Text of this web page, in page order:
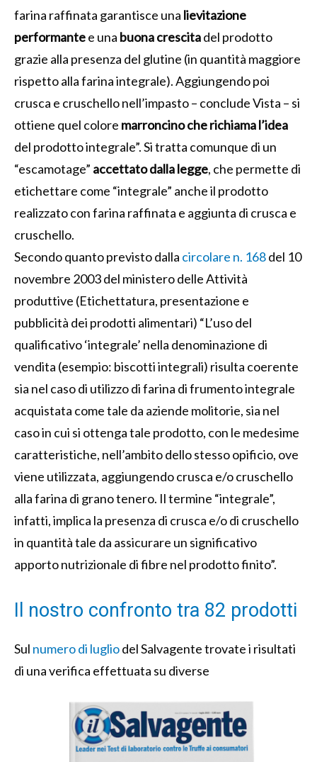
farina raffinata garantisce una lievitazione
performantee una buona crescitadel prodotto
grazie alla presenza del glutine (in quantità maggiore
rispetto alla farina integrale). Aggiungendo poi
crusca e cruschello nell’impasto – conclude Vista – si
ottiene quel colore marroncino che richiama l’idea
del prodotto integrale”. Si tratta comunque di un
“escamotage” accettato dalla legge, che permette di
etichettare come “integrale” anche il prodotto
realizzato con farina raffinata e aggiunta di crusca e
cruschello.
Secondo quanto previsto dalla circolare n. 168del 10
novembre 2003 del ministero delle Attività
produttive (Etichettatura, presentazione e
pubblicità dei prodotti alimentari) “L’uso del
qualificativo ‘integrale’ nella denominazione di
vendita (esempio: biscotti integrali) risulta coerente
sia nel caso di utilizzo di farina di frumento integrale
acquistata come tale da aziende molitorie, sia nel
caso in cui si ottenga tale prodotto, con le medesime
caratteristiche, nell’ambito dello stesso opificio, ove
viene utilizzata, aggiungendo crusca e/o cruschello
alla farina di grano tenero. Il termine “integrale”,
infatti, implica la presenza di crusca e/o di cruschello
in quantità tale da assicurare un significativo
apporto nutrizionale di fibre nel prodotto finito”.
Il nostro confronto tra 82 prodotti
Sul numero di lugliodel Salvagente trovate i risultati
di una verifica effettuata su diverse